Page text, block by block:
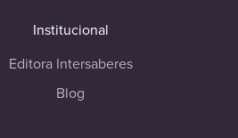
Institucional
Editora Intersaberes
Blog